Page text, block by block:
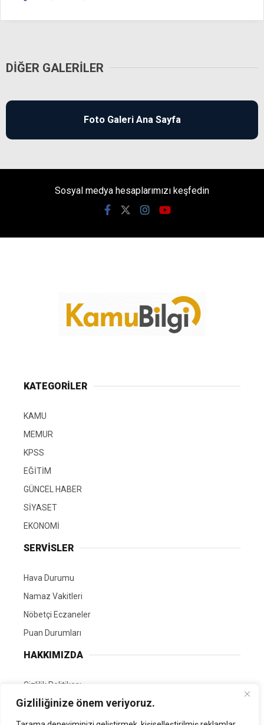
Gizliliğinize önem veriyoruz.
DIĞER GALERILER
Foto Galeri Ana Sayfa
Sosyal medya hesaplarımızı keşfedin
KATEGORİLER
KAMU
MEMUR
KPSS
EĞİTİM
GÜNCEL HABER
SİYASET
EKONOMİ
SERVİSLER
Hava Durumu
Namaz Vakitleri
Nöbetçi Eczaneler
Puan Durumları
HAKKIMIZDA
Gizlilik Politikası
GÖNÜLLÜ EDİTÖRÜMÜZ OL